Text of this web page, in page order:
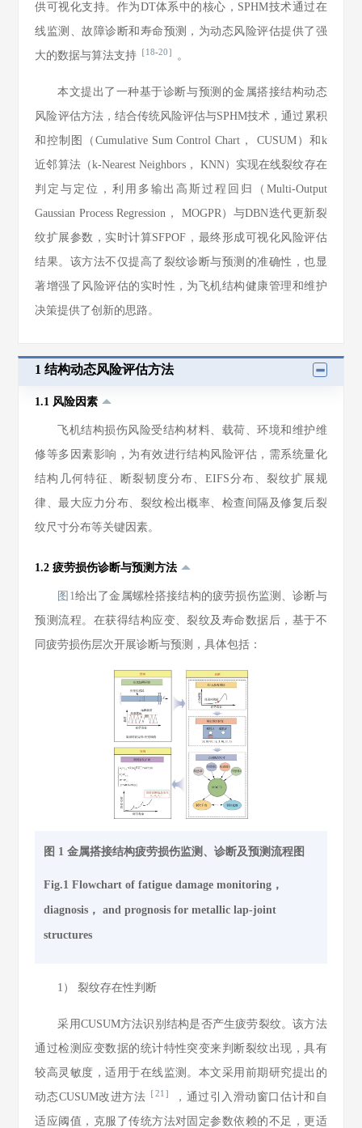
供可视化支持。作为DT体系中的核心，SPHM技术通过在
线监测、故障诊断和寿命预测，为动态风险评估提供了强
大的数据与算法支持 ［18-20］ 。
本文提出了一种基于诊断与预测的金属搭接结构动态
风险评估方法，结合传统风险评估与SPHM技术，通过累积
和控制图（Cumulative Sum Control Chart， CUSUM）和k
近邻算法（k-Nearest Neighbors， KNN）实现在线裂纹存在
判定与定位，利用多输出高斯过程回归（Multi-Output
Gaussian Process Regression， MOGPR）与DBN迭代更新裂
纹扩展参数，实时计算SFPOF，最终形成可视化风险评估
结果。该方法不仅提高了裂纹诊断与预测的准确性，也显
著增强了风险评估的实时性，为飞机结构健康管理和维护
决策提供了创新的思路。
1 结构动态风险评估方法
1.1 风险因素
飞机结构损伤风险受结构材料、载荷、环境和维护维
修等多因素影响，为有效进行结构风险评估，需系统量化
结构几何特征、断裂韧度分布、EIFS分布、裂纹扩展规
律、最大应力分布、裂纹检出概率、检查间隔及修复后裂
纹尺寸分布等关键因素。
1.2 疲劳损伤诊断与预测方法
图1给出了金属螺栓搭接结构的疲劳损伤监测、诊断与
预测流程。在获得结构应变、裂纹及寿命数据后，基于不
同疲劳损伤层次开展诊断与预测，具体包括：
图 1 金属搭接结构疲劳损伤监测、诊断及预测流程图
Fig.1 Flowchart of fatigue damage monitoring，
diagnosis， and prognosis for metallic lap-joint
structures
1） 裂纹存在性判断
采用CUSUM方法识别结构是否产生疲劳裂纹。该方法
通过检测应变数据的统计特性突变来判断裂纹出现，具有
较高灵敏度，适用于在线监测。本文采用前期研究提出的
动态CUSUM改进方法 ［21］
，通过引入滑动窗口估计和自
适应阈值，克服了传统方法对固定参数依赖的不足，更适